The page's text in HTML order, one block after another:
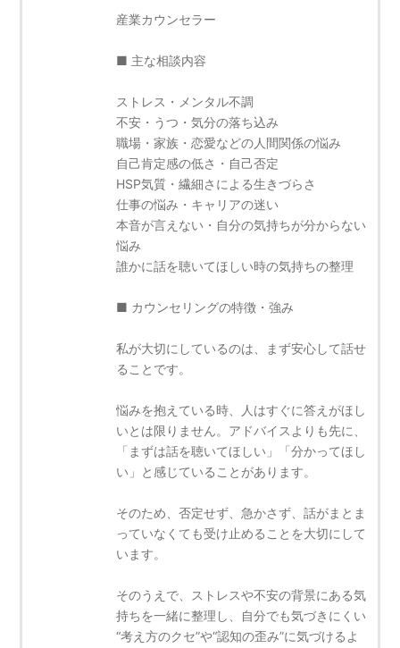
産業カウンセラー
■ 主な相談内容
ストレス・メンタル不調
不安・うつ・気分の落ち込み
職場・家族・恋愛などの人間関係の悩み
自己肯定感の低さ・自己否定
HSP気質・繊細さによる生きづらさ
仕事の悩み・キャリアの迷い
本音が言えない・自分の気持ちが分からない
悩み
誰かに話を聴いてほしい時の気持ちの整理
■ カウンセリングの特徴・強み
私が大切にしているのは、まず安心して話せ
ることです。
悩みを抱えている時、人はすぐに答えがほし
いとは限りません。アドバイスよりも先に、
「まずは話を聴いてほしい」「分かってほし
い」と感じていることがあります。
そのため、否定せず、急かさず、話がまとま
っていなくても受け止めることを大切にして
います。
そのうえで、ストレスや不安の背景にある気
持ちを一緒に整理し、自分でも気づきにくい
“考え方のクセ”や“認知の歪み”に気づけるよ